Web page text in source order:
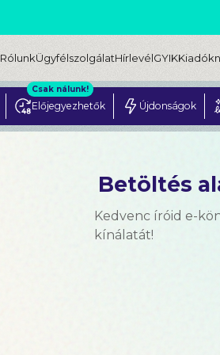
RólunkÜgyfélszolgálatHírlevélGYIK
Előjegyezhetők
Csak nálunk!
Újdonságok
Betöltés
Kedvenc íróid e-
kínálatát!